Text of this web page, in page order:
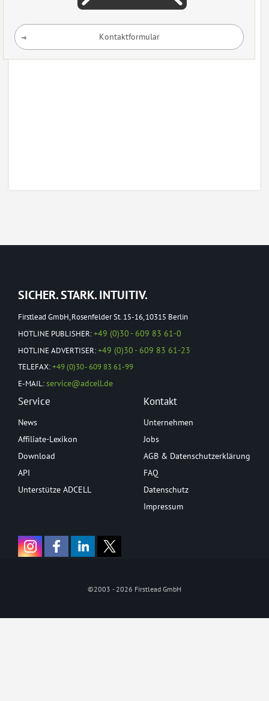
Kontaktformular
SICHER. STARK. INTUITIV.
Firstlead GmbH, Rosenfelder St. 15-16, 10315 Berlin
HOTLINE PUBLISHER:+49 (0)30 - 609 83 61-0
HOTLINE ADVERTISER:+49 (0)30 - 609 83 61-23
TELEFAX:+49 (0)30 - 609 83 61-99
E-MAIL:service@adcell.de
Service
News
Affiliate-Lexikon
Download
API
Unterstütze ADCELL
Kontakt
Unternehmen
Jobs
AGB & Datenschutzerklärung
FAQ
Datenschutz
Impressum
©2003 - 2026 Firstlead GmbH